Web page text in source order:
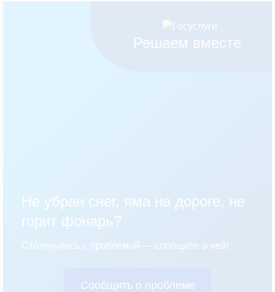
Решаем вместе
Не убран снег, яма на дороге, не
горит фонарь?
Столкнулись с проблемой — сообщите о ней!
Сообщить о проблеме